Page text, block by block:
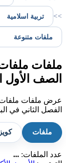
>>
ملفات
الصف الأول
عرض ملفات ملفات
الفصل الثاني في
ملفات
عدد الملفات: ...